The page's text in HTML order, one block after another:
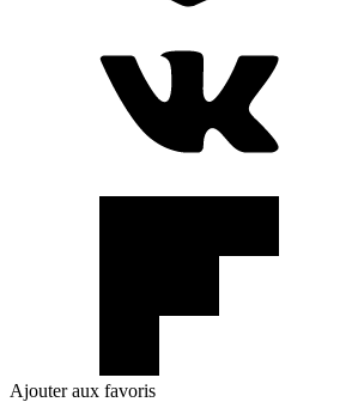
Ajouter aux favoris